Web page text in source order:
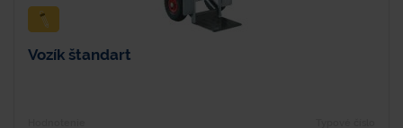
Vozík štandart